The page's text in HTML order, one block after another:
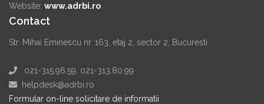
Website: www.adrbi.ro
Contact
Str. Mihai Eminescu nr. 163, etaj 2, sector 2, Bucuresti
021-315.96.59, 021-313.80.99
helpdesk@adrbi.ro
Formular on-line solicitare de informatii